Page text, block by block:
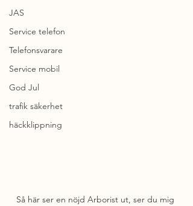
JAS
Service telefon
Telefonsvarare
Service mobil
God Jul
trafik säkerhet
häckklippning
Så här ser en nöjd Arborist ut, ser du mig